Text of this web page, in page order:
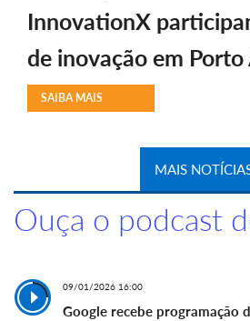
InnovationX
de inovação em Porto
SAIBA MAIS
MAIS
Ouça o podcast
09/01/2026 16:00
Google recebe programação